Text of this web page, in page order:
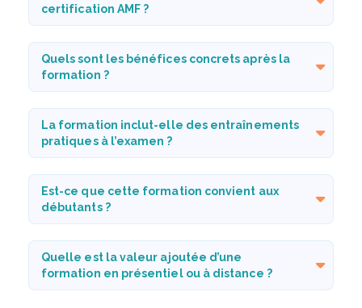
certification AMF ?
Quels sont les bénéfices concrets après la
formation ?
La formation inclut-elle des entraînements
pratiques à l’examen ?
Est-ce que cette formation convient aux
débutants ?
Quelle est la valeur ajoutée d’une
formation en présentiel ou à distance ?